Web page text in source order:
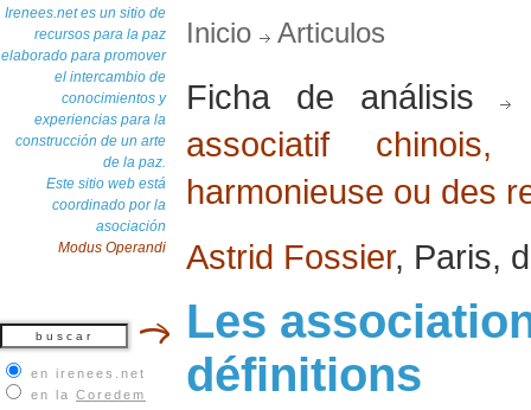
Irenees.net es un sitio de
recursos para la paz
elaborado para promover
el intercambio de
conocimientos y
experiencias para la
construcción de un arte
de la paz.
Este sitio web está
coordinado por la
asociación
Modus Operandi
en irenees.net
en la Coredem
Inicio Articulos
Ficha de análisis
associatif
harmonieuse ou des
Astrid Fossier, Paris,
Les
définitions